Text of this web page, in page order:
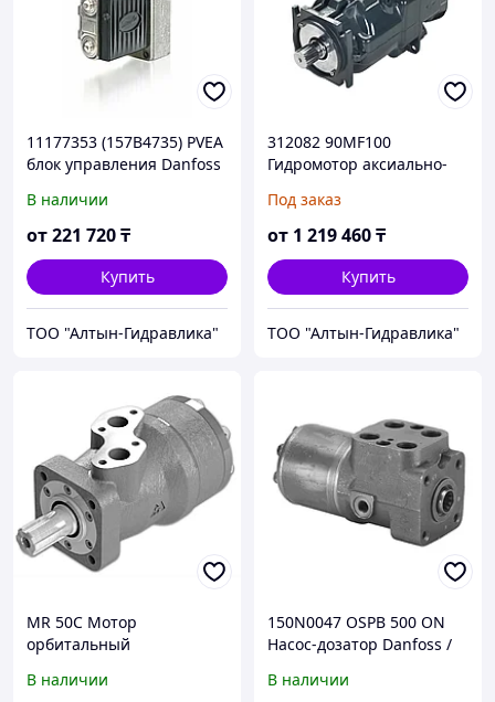
11177353 (157B4735) PVEA
блок управления Danfoss
В наличии
от221 720₸
Купить
ТОО "Алтын-Гидравлика"
312082 90MF100
Гидромотор аксиально-
Sauer-Danfoss (Acros,
Vector)
Под заказ
от 1 219 460₸
Купить
ТОО "Алтын-Гидравлика"
MR 50C Мотор
орбитальный
50C
В наличии
150N0047 OSPB 500 ON
Насос-дозатор Danfoss /
В наличии